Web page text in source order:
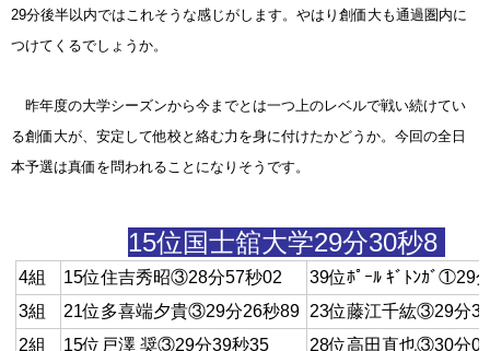
29分後半以内ではこれそうな感じがします。やはり創価大も通過圏内に
つけてくるでしょうか。
昨年度の大学シーズンから今までとは一つ上のレベルで戦い続けてい
る創価大が、安定して他校と絡む力を身に付けたかどうか。今回の全日
本予選は真価を問われることになりそうです。
15位国士舘大学29分30秒8
4組 15位住吉秀昭③28分57秒02
39位ﾎﾟｰﾙ ｷﾞﾄﾝｶﾞ①29
3組
21位多喜端夕貴③29分26秒89 23位藤江千紘③29分
2組
15位戸澤 奨③29分39秒35
28位高田直也③30分